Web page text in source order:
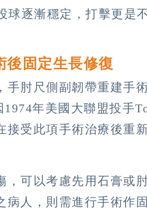
球逐漸穩定，打擊更是
固定生長修復
肘尺側副韌帶重建手
年美國大聯盟投手
接受此項手術治療後重
，可以考慮先用石膏或
人，則需進行手術作